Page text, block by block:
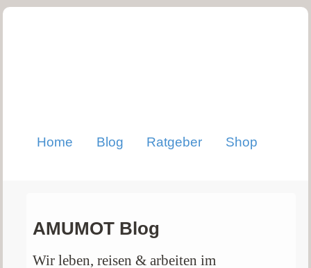
Home Blog Ratgeber Shop
AMUMOT Blog
Wir leben, reisen & arbeiten im